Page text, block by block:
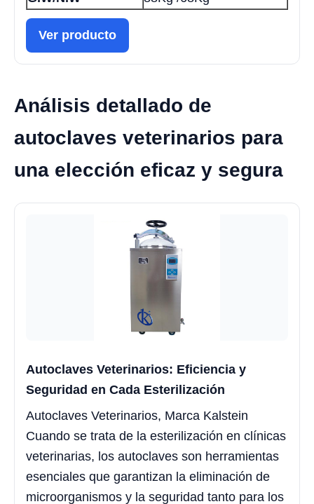
Ver producto
Análisis detallado de
autoclaves veterinarios para
una elección eficaz y segura
Autoclaves Veterinarios: Eficiencia y
Seguridad en Cada Esterilización
Autoclaves Veterinarios, Marca Kalstein
Cuando se trata de la esterilización en clínicas
veterinarias, los autoclaves son herramientas
esenciales que garantizan la eliminación de
microorganismos y la seguridad tanto para los